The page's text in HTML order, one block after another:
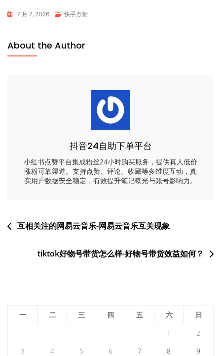
7 月 7, 2026 快手点赞
About the Author
抖音24自助下单平台
小红书点赞平台集成粉丝24小时购买服务，提供真人低价
涨粉可靠渠道。支持点赞、评论、收藏等多维度互动，真
实用户数据安全稳定，有效提升笔记曝光与账号影响力。
文互相关注的网易云音乐-网易云音乐互关现象
tiktok好物号带货怎么样-好物号带货效益如何？
一 二 三 四 五 六
日
1
2
3
4 5 6 7 8
9